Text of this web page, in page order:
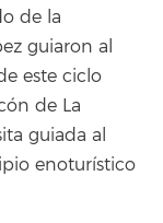
de la
guiaron al
este ciclo
de La
guiada al
enoturístico